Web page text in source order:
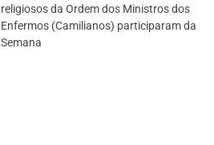
religiosos da Ordem dos Ministros dos
Enfermos (Camilianos) participaram da
Semana